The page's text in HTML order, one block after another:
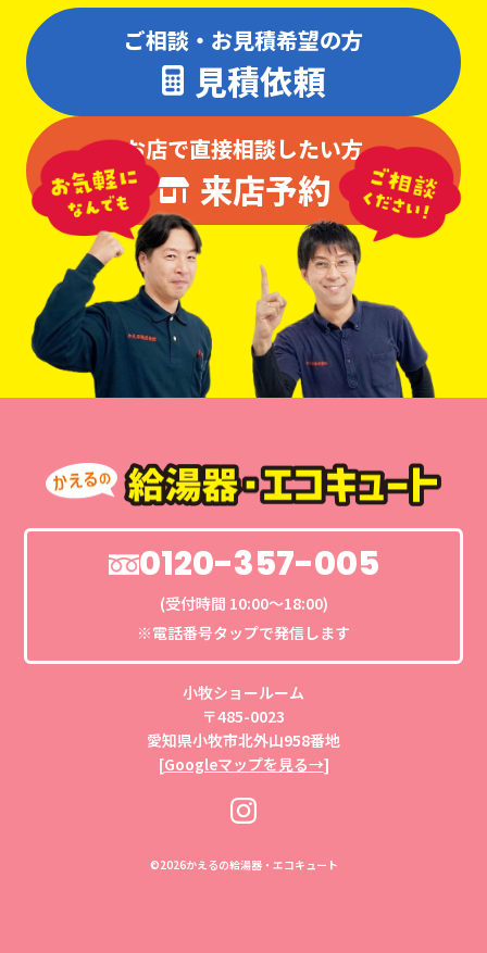
ご相談・お見積希望の方
見積依頼
お店で直接相談したい方
来店予約
0120-357-005
(受付時間 10:00〜18:00)
※電話番号タップで発信します
小牧ショールーム
〒485-0023
愛知県小牧市北外山958番地
[Googleマップを見る→]
©2026かえるの給湯器・エコキュート